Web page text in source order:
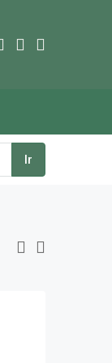
Ir